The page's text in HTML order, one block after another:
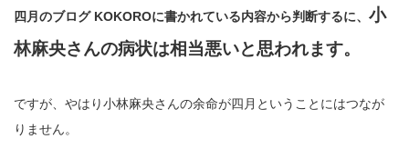
四月のブログ KOKOROに書かれている内容から判断するに、 小
林麻央さんの病状は相当悪いと思われます。
ですが、やはり小林麻央さんの余命が四月ということにはつなが
りません。